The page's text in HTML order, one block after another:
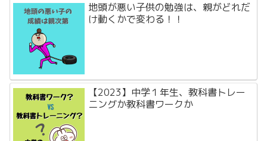
地頭が悪い子供の勉強は、親がどれだ
け動くかで変わる！！
【2023】中学１年生、教科書トレー
ニングか教科書ワークか